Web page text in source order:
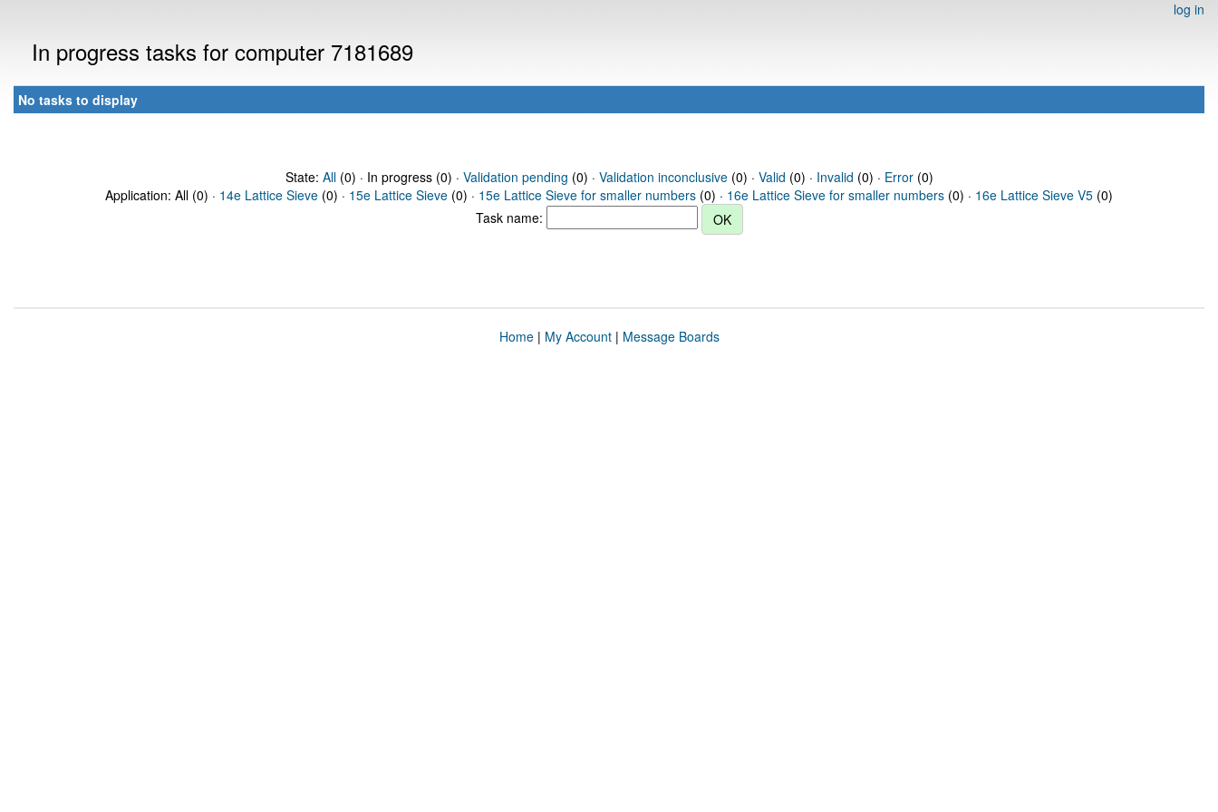
log in
In progress tasks for computer 7181689
No tasks to display
State: All(0) · In progress (0) · Validation pending (0) · Validation inconclusive(0) · Valid (0) · Invalid (0) · Error(0)
Application: All (0) · 14e Lattice Sieve (0) · 15e Lattice Sieve (0) · 15e Lattice Sieve for smaller numbers (0) · 16e Lattice Sieve for smaller numbers (0) · 16e Lattice Sieve V5 (0)
Task name:
Home| My Account| Message Boards